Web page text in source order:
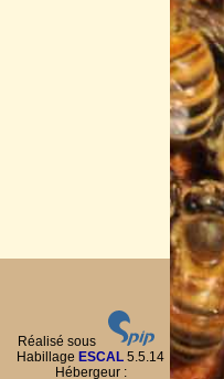
Réalisé sous
Habillage ESCAL 5.5.14
Hébergeur :